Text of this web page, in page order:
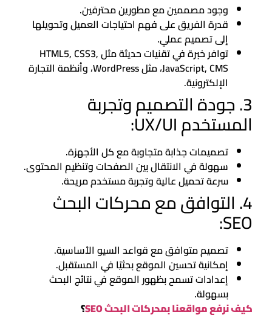
وجود مصممين مع مطورين محترفين.
قدرة الفريق على فهم احتياجات العميل وتحويلها
إلى تصميم عملي.
توافر خبرة في تقنيات حديثة مثل HTML5, CSS3,
JavaScript, CMS، مثل WordPress، وأنظمة التجارة
الإلكترونية.
3. جودة التصميم وتجربة
المستخدم UX/UI:
تصميمات جذابة متجاوبة مع كل الأجهزة.
سهولة في الانتقال بين الصفحات وتنظيم المحتوى.
سرعة تحميل عالية وتجربة مستخدم مريحة.
4. التوافق مع محركات البحث
SEO:
تصميم متوافق مع قواعد السيو الأساسية.
إمكانية تحسين الموقع بحثيًا في المستقبل.
إعدادات تسمح بظهور الموقع في نتائج البحث
بسهولة.
كيف نرفع مواقعنا بمحركات البحث SEO
؟